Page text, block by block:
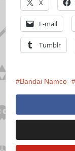
X
E-mail
Tumblr
Bandai Namco